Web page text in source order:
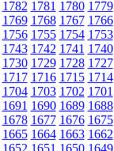
1782 1781 1780 1779
1769 1768 1767 1766
1756 1755 1754 1753
1743 1742 1741 1740
1730 1729 1728 1727
1717 1716 1715 1714
1704 1703 1702 1701
1691 1690 1689 1688
1678 1677 1676 1675
1665 1664 1663 1662
1652 1651 1650 1649